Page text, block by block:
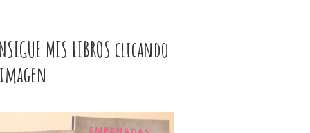
MIS LIBROS clicando